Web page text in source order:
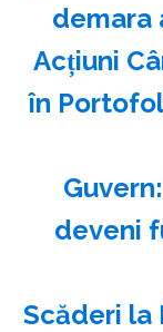
demara
Acțiuni
în
deveni
Scăderi la